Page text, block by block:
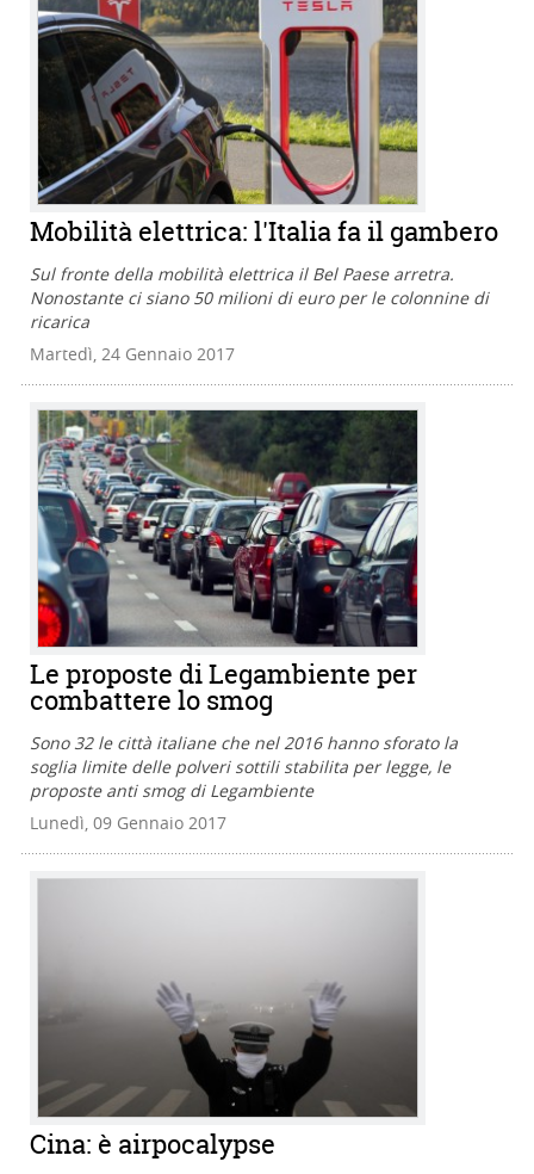
Mobilità elettrica: l'Italia fa il gambero
Sul fronte della mobilità elettrica il Bel Paese arretra.
Nonostante ci siano 50 milioni di euro per le colonnine di
ricarica
Martedì, 24 Gennaio 2017
Le proposte di Legambiente per
combattere lo smog
Sono 32 le città italiane che nel 2016 hanno sforato la
soglia limite delle polveri sottili stabilita per legge, le
proposte anti smog di Legambiente
Lunedì, 09 Gennaio 2017
Cina: è airpocalypse